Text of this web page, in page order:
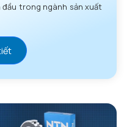
đầu trong ngành sản xuất